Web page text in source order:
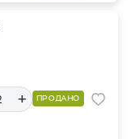
+ ПРОДАНО